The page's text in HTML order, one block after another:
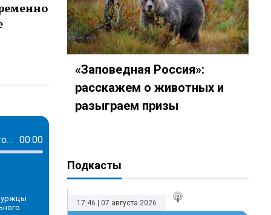
«Лучше иметь доходный дом в Петербурге, чем золотой прииск в Сибири». Что представляло собой съемное жилье XIX века 00:00
«Заповедная Россия»:
расскажем о животных и
разыграем призы
Подкасты
17:46 | 07 августа 2026